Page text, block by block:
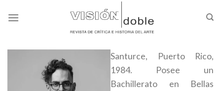
Santurce, Puerto Rico,
1984. Posee un
Bachillerato en Bellas